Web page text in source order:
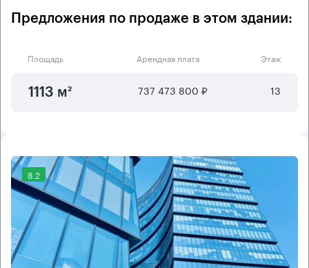
Предложения по продаже в этом здании:
Площадь Арендная плата Этаж
1113 м² 737 473 800 ₽ 13
8.2